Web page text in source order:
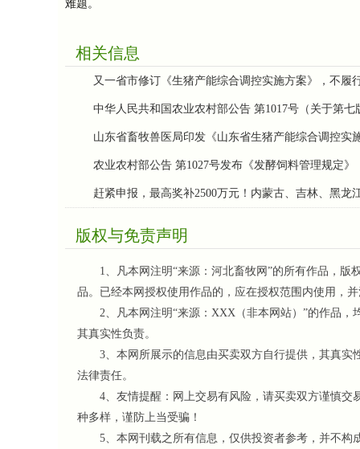
难题。
相关信息
又一省市修订《生猪产能综合调控实施方案》，不履
中华人民共和国农业农村部公告 第1017号（关于第七
山东省畜牧兽医局印发《山东省生猪产能综合调控实
农业农村部公告 第1027号发布《发酵饲料管理规定》
赶紧申报，最高奖补2500万元！内蒙古、吉林、黑龙
版权与免责声明
1、凡本网注明“来源：河北畜牧网”的所有作品，版
品。已经本网授权使用作品的，应在授权范围内使用，
2、凡本网注明“来源：XXX（非本网站）”的作品，
其真实性负责。
3、本网所展示的信息由买卖双方自行提供，其真实
法律责任。
4、友情提醒：网上交易有风险，请买卖双方谨慎交
种多样，谨防上当受骗！
5、本网刊载之所有信息，仅供投资者参考 ，并不构